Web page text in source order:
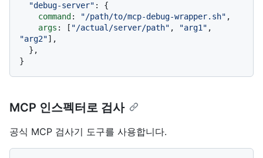
"debug-server" : {
command : "/path/to/mcp-debug-wrapper.sh" ,
args : [ "/actual/server/path" , "arg1"
"arg2"],
MCP 인스펙터로 검사
공식 MCP 검사기 도구를 사용합니다.